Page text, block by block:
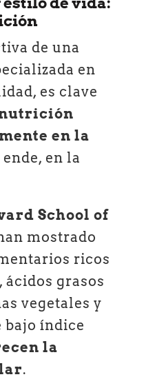
de una
en
es clave
en la
ende, en la
School of
mostrado
ricos
grasos
vegetales y
bajo índice
la
.